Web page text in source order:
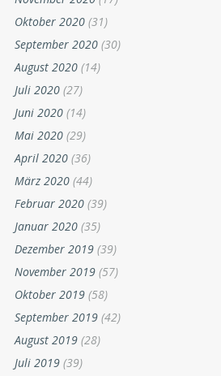
Oktober 2020 (31)
September 2020 (30)
August 2020 (14)
Juli 2020 (27)
Juni 2020 (14)
Mai 2020 (29)
April 2020 (36)
März 2020 (44)
Februar 2020 (39)
Januar 2020 (35)
Dezember 2019 (39)
November 2019 (57)
Oktober 2019 (58)
September 2019 (42)
August 2019 (28)
Juli 2019 (39)